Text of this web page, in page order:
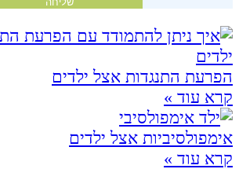
הפרעת התנגדות אצל ילדים
קרא עוד »
אימפולסיביות אצל ילדים
קרא עוד »